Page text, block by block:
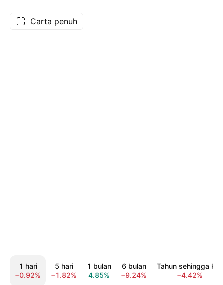
Carta penuh
1 hari
−0.92%
5 hari
−1.82%
1 bulan
4.85%
6 bulan
−9.24%
Tahun sehingga kini
−4.42%